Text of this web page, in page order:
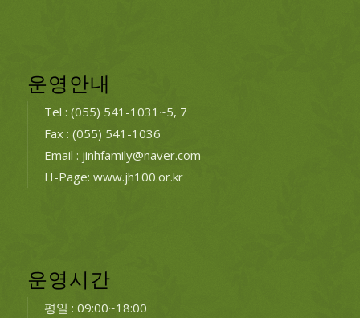
운영안내
Tel : (055) 541-1031~5, 7
Fax : (055) 541-1036
Email : jinhfamily@naver.com
H-Page: www.jh100.or.kr
운영시간
평일 : 09:00~18:00